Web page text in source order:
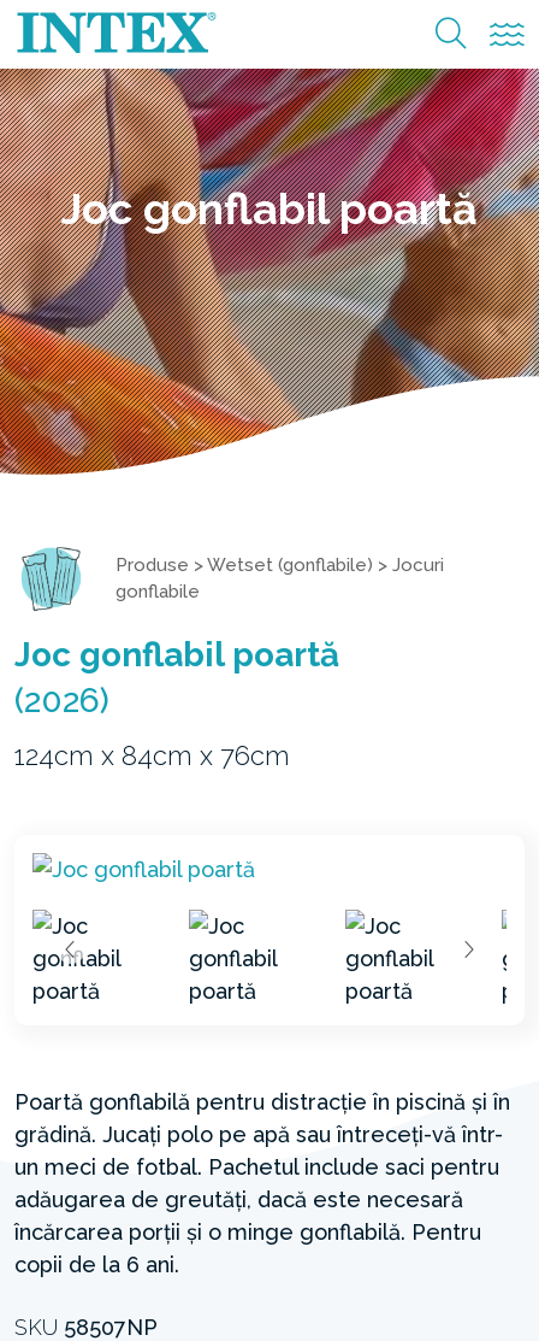
Joc gonflabil poartă
Produse >Wetset (gonflabile) > Jocuri
gonflabile
Joc gonflabil poartă
(2026)
124cm x 84cm x 76cm
Poartă gonflabilă pentru distracție în piscină și în
grădină. Jucați polo pe apă sau întreceți-vă într-
un meci de fotbal. Pachetul include saci pentru
adăugarea de greutăți, dacă este necesară
încărcarea porții și o minge gonflabilă. Pentru
copii de la 6 ani.
SKU 58507NP